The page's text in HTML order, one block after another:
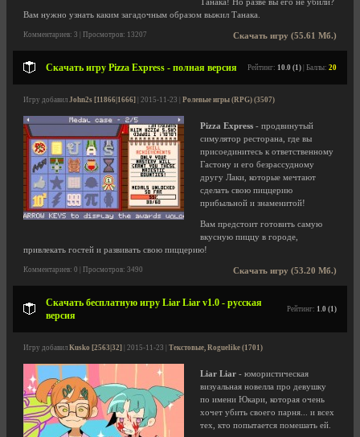
Танака! Но разве вы его не убили?
Вам нужно узнать каким загадочным образом выжил Танака.
Скачать игру (55.61 Мб.)
Комментариев: 3 | Просмотров: 13207
Скачать игру Pizza Express - полная версия Рейтинг: 10.0 (1) | Баллы: 20
Игру добавил John2s [11866|1666] | 2015-11-23 | Ролевые игры (RPG) (3507)
Pizza Express - продвинутый
симулятор ресторана, где вы
присоединитесь к ответственному
Гастону и его безрассудному
другу Лаки, которые мечтают
сделать свою пиццерию
прибыльной и знаменитой!
Вам предстоит готовить самую
вкусную пиццу в городе,
привлекать гостей и развивать свою пиццерию!
Скачать игру (53.20 Мб.)
Комментариев: 0 | Просмотров: 3490
Скачать бесплатную игру Liar Liar v1.0 - русская
версия
Рейтинг: 1.0 (1)
Игру добавил Kusko [2563|32] | 2015-11-23 | Текстовые, Roguelike (1701)
Liar Liar - юмористическая
визуальная новелла про девушку
по имени Юкари, которая очень
хочет убить своего парня... и всех
тех, кто попытается помешать ей.